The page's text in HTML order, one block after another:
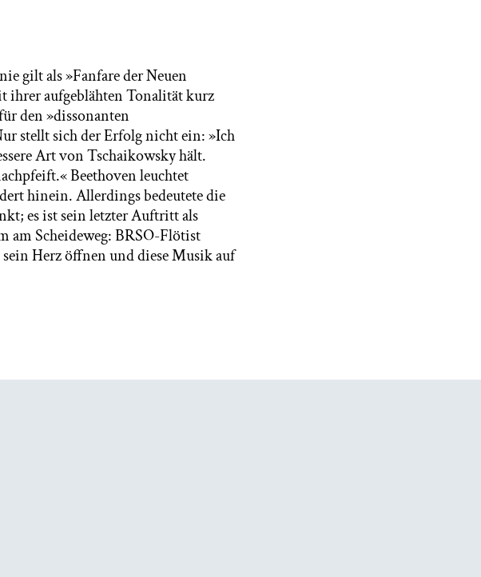
gilt als »Fanfare der Neuen
aufgeblähten Tonalität kurz
den »dissonanten
stellt sich der Erfolg nicht ein: »Ich
Art von Tschaikowsky hält.
Beethoven leuchtet
hinein. Allerdings bedeutete die
es ist sein letzter Auftritt als
am Scheideweg: BRSO-Flötist
Herz öffnen und diese Musik auf